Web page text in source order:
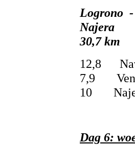
Logrono -
30,7 km
12,8
7,9
10
Dag 6: